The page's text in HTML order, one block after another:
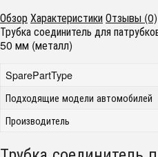
ОбзорХарактеристикиОтзывы (0)
Трубка соединитель для
50 мм (металл)
SparePartType
Подходящие модели автомобилей
Производитель